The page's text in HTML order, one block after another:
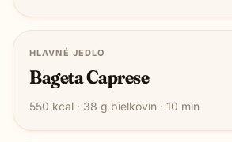
HLAVNÉ JEDLO
Bageta Caprese
550 kcal · 38 g bielkovín · 10 min